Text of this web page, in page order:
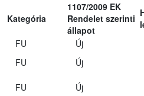
Kategória
1107/2009 EK
Rendelet szerinti
állapot
FU
Új
FU
Új
FU
Új